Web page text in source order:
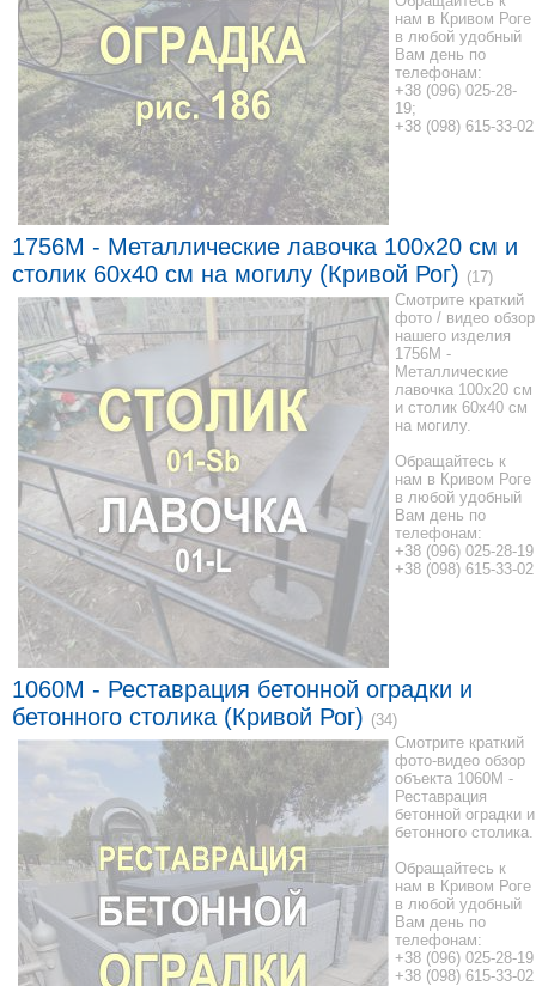
нам в Кривом Роге
в любой удобный
Вам день по
телефонам:
+38 (096) 025-28-
19;
+38 (098) 615-33-02
1756M - Металлические лавочка 100x20 см и
столик 60x40 см на могилу (Кривой Рог) (17)
Смотрите краткий
фото / видео обзор
нашего изделия
1756M -
Металлические
лавочка 100x20 см
и столик 60x40 см
на могилу.
Обращайтесь к
нам в Кривом Роге
в любой удобный
Вам день по
телефонам:
+38 (096) 025-28-19
+38 (098) 615-33-02
1060M - Реставрация бетонной оградки и
бетонного столика (Кривой Рог) (34)
Смотрите краткий
фото-видео обзор
объекта 1060M -
Реставрация
бетонной оградки и
бетонного столика.
Обращайтесь к
нам в Кривом Роге
в любой удобный
Вам день по
телефонам:
+38 (096) 025-28-19
+38 (098) 615-33-02